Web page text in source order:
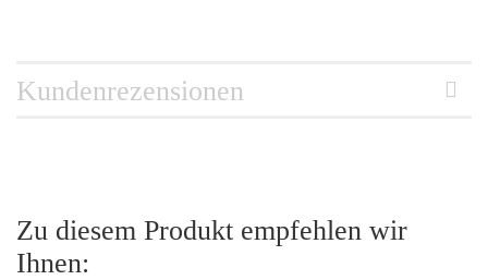
Kundenrezensionen
Zu diesem Produkt empfehlen wir
Ihnen: